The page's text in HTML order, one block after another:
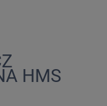
HMS